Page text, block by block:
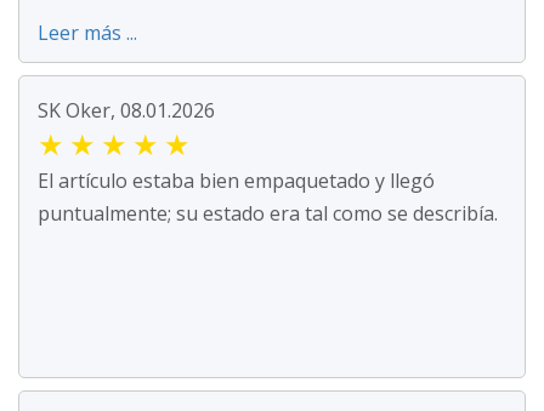
Leer más ...
SK Oker, 08.01.2026
★ ★ ★ ★ ★
El artículo estaba bien empaquetado y llegó
puntualmente; su estado era tal como se describía.